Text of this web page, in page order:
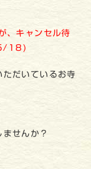
、キャンセル待
18)
だいているお寺
せんか？